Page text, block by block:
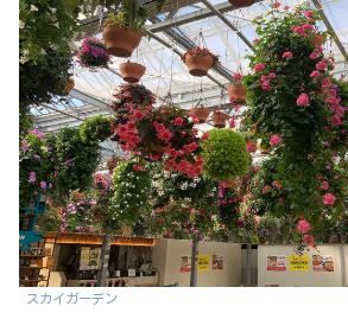
スカイガーデン